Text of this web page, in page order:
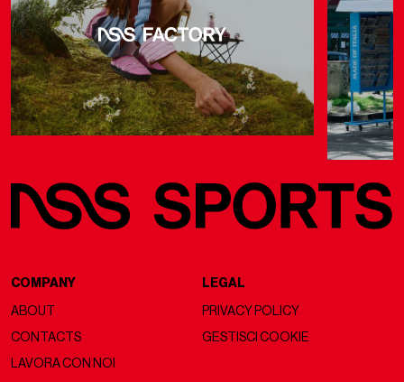
COMPANY
ABOUT
CONTACTS
LAVORA CON NOI
LEGAL
PRIVACY POLICY
GESTISCI COOKIE